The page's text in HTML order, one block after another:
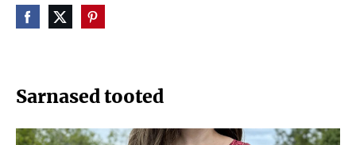
Sarnased tooted